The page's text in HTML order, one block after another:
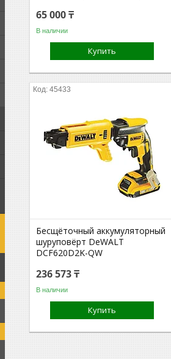
65 000 ₸
В наличии
Купить
45433
Бесщёточный аккумуляторный
шуруповёрт DeWALT
DCF620D2K-QW
236 573 ₸
В наличии
Купить